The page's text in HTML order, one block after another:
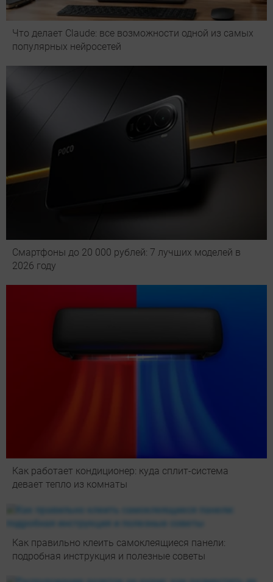
Что делает Сlaude: все возможности одной из самых
популярных нейросетей
Смартфоны до 20 000 рублей: 7 лучших моделей в
2026 году
Как работает кондиционер: куда сплит-система
девает тепло из комнаты
Как правильно клеить самоклеящиеся панели:
подробная инструкция и полезные советы